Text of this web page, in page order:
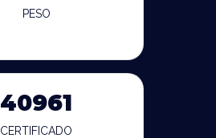
PESO
40961
CERTIFICADO